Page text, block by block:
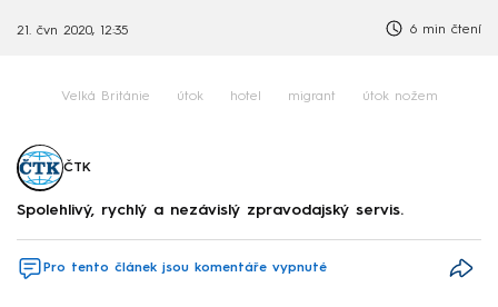
21. čvn 2020, 12:35 6 min čtení
Velká Británie útok hotel migrant útok nožem
ČTK
Spolehlivý, rychlý a nezávislý zpravodajský servis.
Pro tento článek jsou komentáře vypnuté